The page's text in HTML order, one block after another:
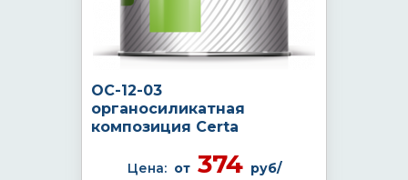
ОС-12-03
органосиликатная
композиция Certa
Цена: от374 руб/